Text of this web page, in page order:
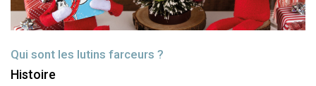
Qui sont les lutins farceurs ?
Histoire